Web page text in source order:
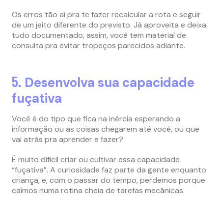
Os erros tão aí pra te fazer recalcular a rota e seguir
de um jeito diferente do previsto. Já aproveita e deixa
tudo documentado, assim, você tem material de
consulta pra evitar tropeços parecidos adiante.
5. Desenvolva sua capacidade
fuçativa
Você é do tipo que fica na inércia esperando a
informação ou as coisas chegarem até você, ou que
vai atrás pra aprender e fazer?
É muito difícil criar ou cultivar essa capacidade
“fuçativa”. A curiosidade faz parte da gente enquanto
criança, e, com o passar do tempo, perdemos porque
caímos numa rotina cheia de tarefas mecânicas.